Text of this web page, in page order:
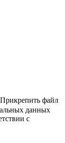
Прикрепить файл
данных
с